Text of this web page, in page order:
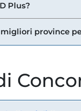
Plus?
province